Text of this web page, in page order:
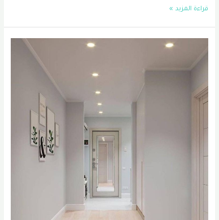
دهان
0556331035
قراءة المزيد »